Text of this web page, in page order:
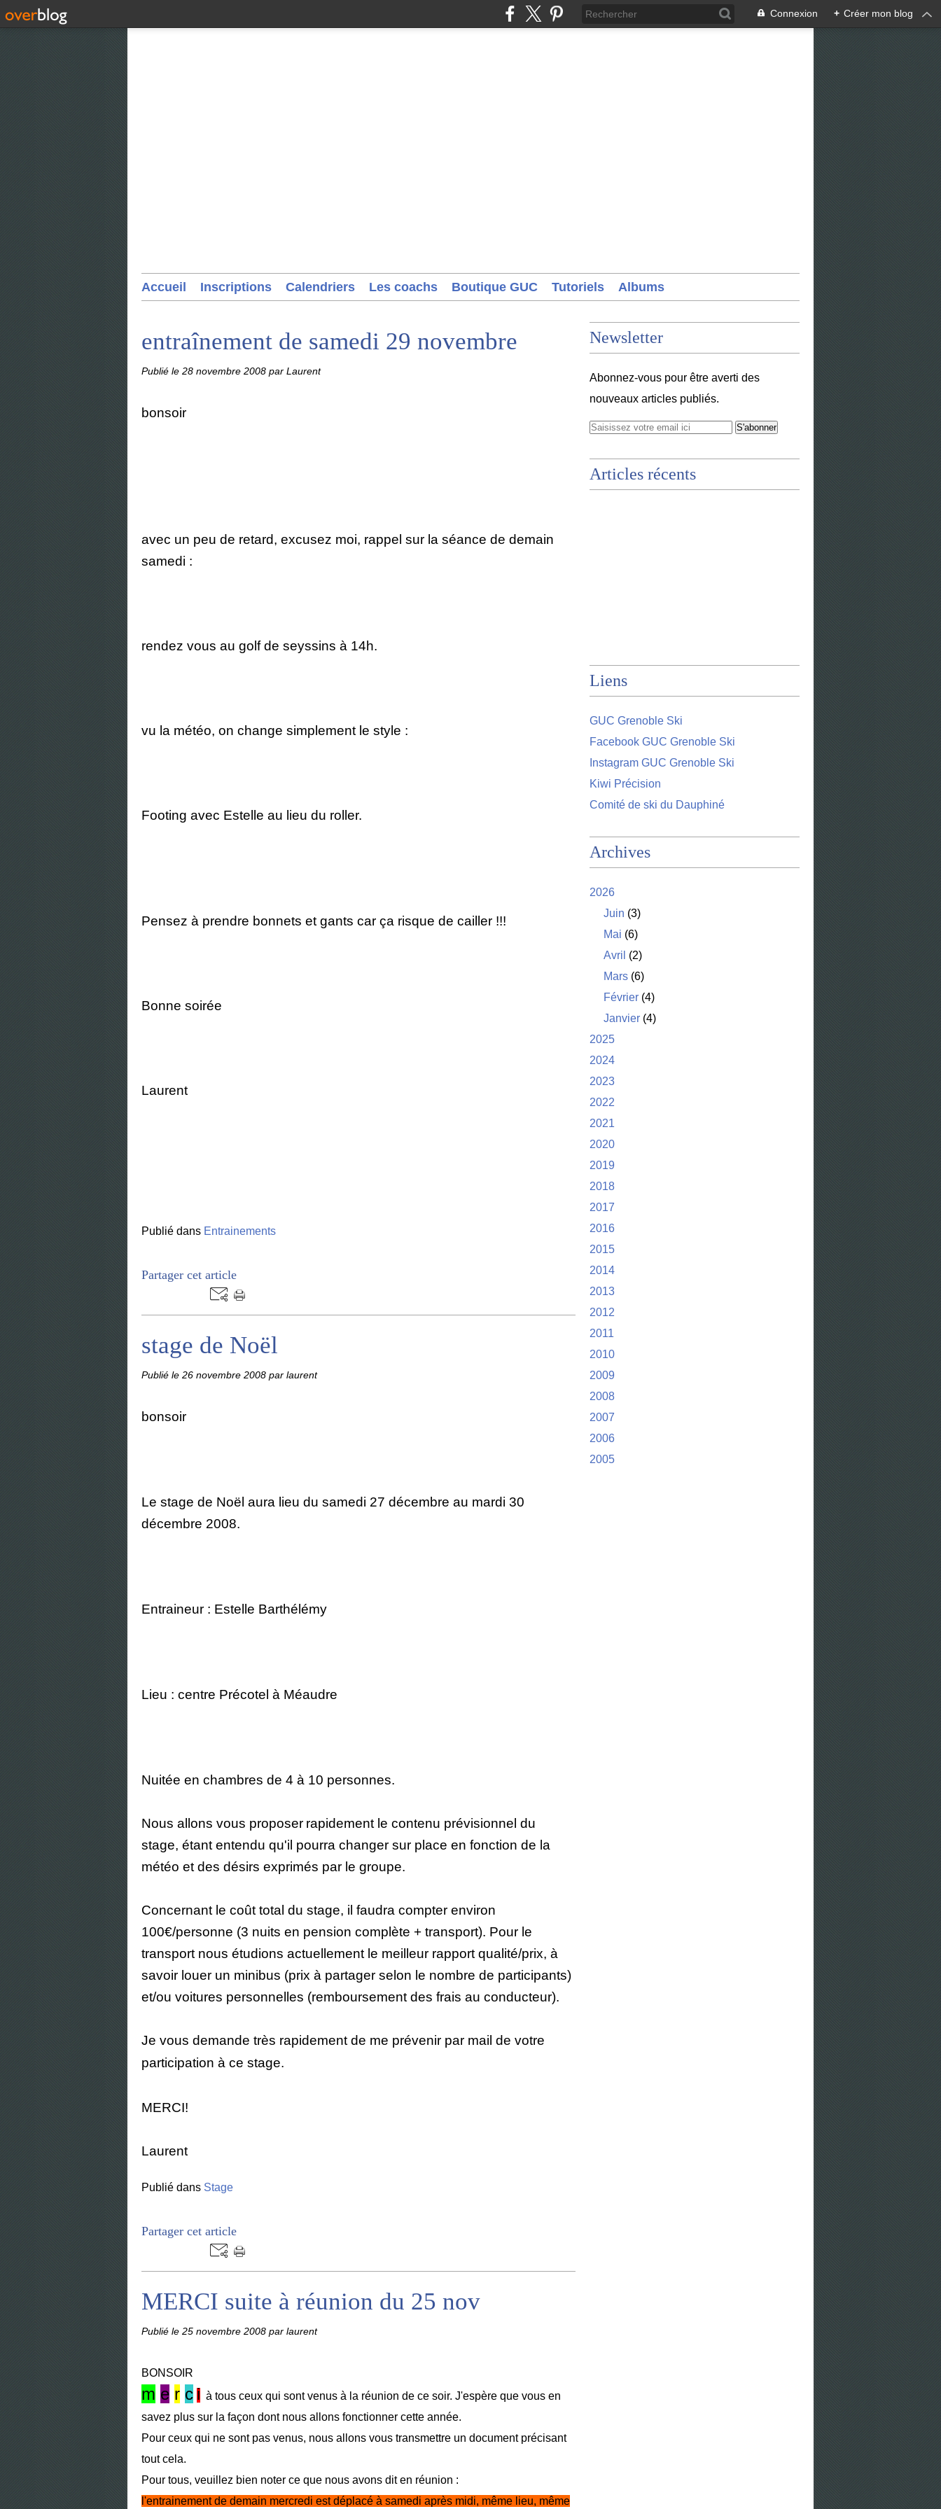
Connexion + Créer mon blog
Accueil Inscriptions Calendriers Les coachs Boutique GUC Tutoriels Albums
entraînement de samedi 29 novembre
Publié le 28 novembre 2008 par Laurent
bonsoir
avec un peu de retard, excusez moi, rappel sur la séance de demain
samedi :
rendez vous au golf de seyssins à 14h.
vu la météo, on change simplement le style :
Footing avec Estelle au lieu du roller.
Pensez à prendre bonnets et gants car ça risque de cailler !!!
Bonne soirée
Laurent
Publié dans Entrainements
Partager cet article
stage de Noël
Publié le 26 novembre 2008 par laurent
bonsoir
Le stage de Noël aura lieu du samedi 27 décembre au mardi 30
décembre 2008.
Entraineur : Estelle Barthélémy
Lieu : centre Précotel à Méaudre
Nuitée en chambres de 4 à 10 personnes.
Nous allons vous proposer rapidement le contenu prévisionnel du
stage, étant entendu qu'il pourra changer sur place en fonction de la
météo et des désirs exprimés par le groupe.
Concernant le coût total du stage, il faudra compter environ
100€/personne (3 nuits en pension complète + transport). Pour le
transport nous étudions actuellement le meilleur rapport qualité/prix, à
savoir louer un minibus (prix à partager selon le nombre de participants)
et/ou voitures personnelles (remboursement des frais au conducteur).
Je vous demande très rapidement de me prévenir par mail de votre
participation à ce stage.
MERCI!
Laurent
Publié dans Stage
Partager cet article
MERCI suite à réunion du 25 nov
Publié le 25 novembre 2008 par laurent
BONSOIR
m e r ci à tous ceux qui sont venus à la réunion de ce soir. J'espère que vous en
savez plus sur la façon dont nous allons fonctionner cette année.
Pour ceux qui ne sont pas venus, nous allons vous transmettre un document précisant
tout cela.
Pour tous, veuillez bien noter ce que nous avons dit en réunion :
l'entrainement de demain mercredi est déplacé à samedi après midi, même lieu, même
Newsletter
Abonnez-vous pour être averti des
nouveaux articles publiés.
Articles récents
Liens
GUC Grenoble Ski
Facebook GUC Grenoble Ski
Instagram GUC Grenoble Ski
Kiwi Précision
Comité de ski du Dauphiné
Archives
2026
Juin (3)
Mai (6)
Avril (2)
Mars (6)
Février (4)
Janvier (4)
2025
2024
2023
2022
2021
2020
2019
2018
2017
2016
2015
2014
2013
2012
2011
2010
2009
2008
2007
2006
2005